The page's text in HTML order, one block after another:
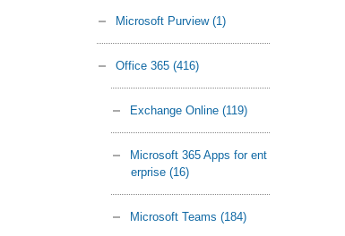
Microsoft Purview (1)
Office 365 (416)
Exchange Online (119)
Microsoft 365 Apps for ent
erprise (16)
Microsoft Teams (184)